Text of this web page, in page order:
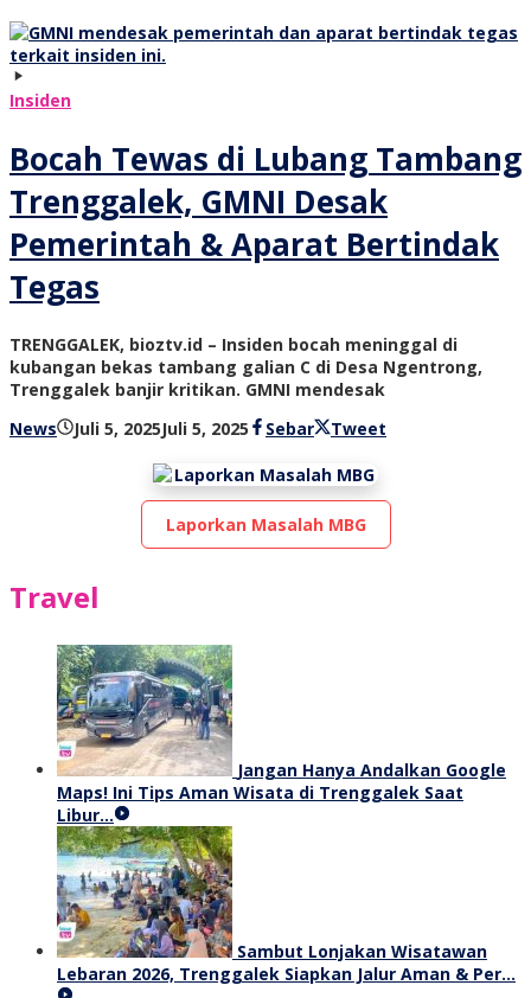
Insiden
Bocah Tewas di Lubang Tambang
Trenggalek, GMNI Desak
Pemerintah & Aparat Bertindak
Tegas
TRENGGALEK, bioztv.id – Insiden bocah meninggal di
kubangan bekas tambang galian C di Desa Ngentrong,
Trenggalek banjir kritikan. GMNI mendesak
News
Juli 5, 2025Juli 5, 2025 oleh
tv
Sebar Tweet
Laporkan Masalah MBG
Travel
Jangan Hanya Andalkan Google
Maps! Ini Tips Aman Wisata di Trenggalek Saat
Libur…
Sambut Lonjakan Wisatawan
Lebaran 2026, Trenggalek Siapkan Jalur Aman & Per…